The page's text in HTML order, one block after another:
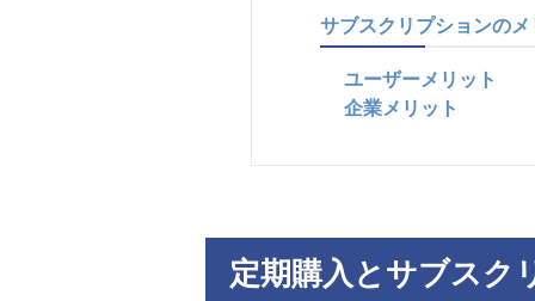
サブスクリプションのメ
ユーザーメリット
企業メリット
定期購入とサブスク